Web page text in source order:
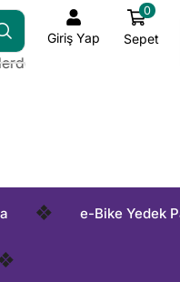
Kargo Alıcı Ödemelidir !
Giriş Yap
0
Sepet
❖ e-Bike Yedek